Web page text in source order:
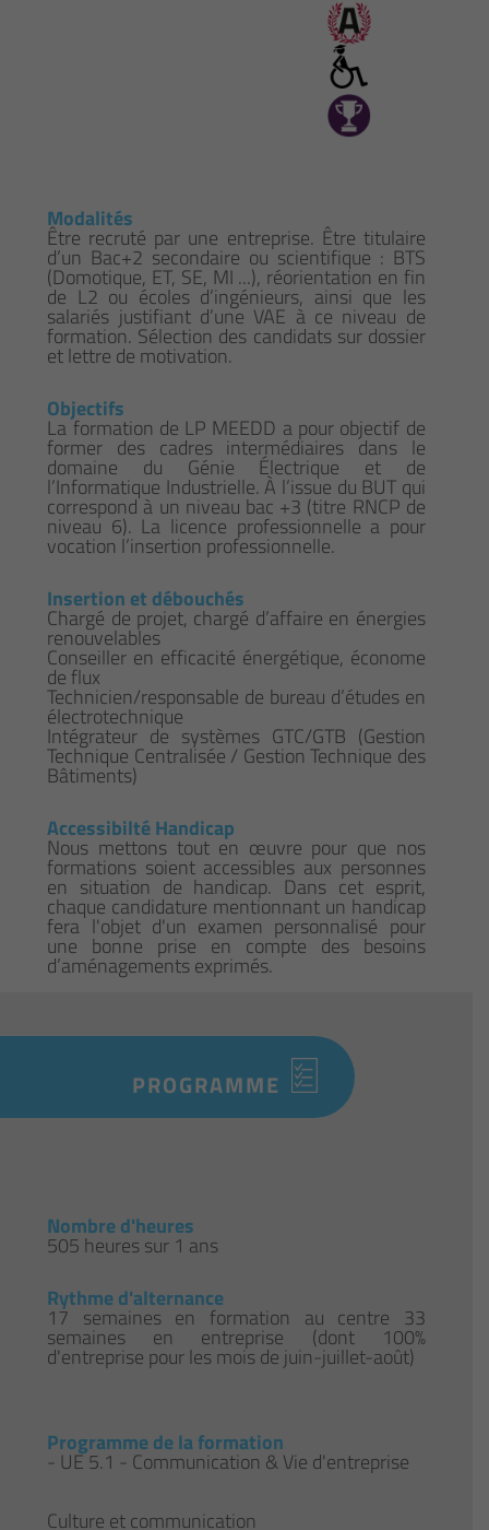
Modalités
Être recruté par une entreprise. Être titulaire
d’un Bac+2 secondaire ou scientifique : BTS
(Domotique, ET, SE, MI ...), réorientation en fin
de L2 ou écoles d’ingénieurs, ainsi que les
salariés justifiant d’une VAE à ce niveau de
formation. Sélection des candidats sur dossier
et lettre de motivation.
Objectifs
La formation de LP MEEDD a pour objectif de
former des cadres intermédiaires dans le
domaine du Génie Électrique et de
l’Informatique Industrielle. À l’issue du BUT qui
correspond à un niveau bac +3 (titre RNCP de
niveau 6). La licence professionnelle a pour
vocation l’insertion professionnelle.
Insertion et débouchés
Chargé de projet, chargé d’affaire en énergies
renouvelables
Conseiller en efficacité énergétique, économe
de flux
Technicien/responsable de bureau d’études en
électrotechnique
Intégrateur de systèmes GTC/GTB (Gestion
Technique Centralisée / Gestion Technique des
Bâtiments)
Accessibilté Handicap
Nous mettons tout en œuvre pour que nos
formations soient accessibles aux personnes
en situation de handicap. Dans cet esprit,
chaque candidature mentionnant un handicap
fera l'objet d'un examen personnalisé pour
une bonne prise en compte des besoins
d’aménagements exprimés.
PROGRAMME
Nombre d'heures
505 heures sur 1 ans
Rythme d'alternance
17 semaines en formation au centre 33
semaines en entreprise (dont 100%
d'entreprise pour les mois de juin-juillet-août)
Programme de la formation
​​​​​​- UE 5.1 - Communication & Vie d'entreprise
Culture et communication